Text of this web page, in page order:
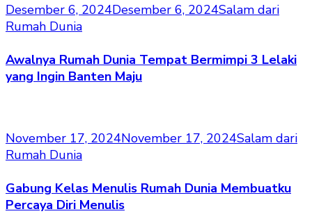
Desember 6, 2024Desember 6, 2024Salam dari
Rumah Dunia
Awalnya Rumah Dunia Tempat Bermimpi 3 Lelaki
yang Ingin Banten Maju
November 17, 2024November 17, 2024Salam dari
Rumah Dunia
Gabung Kelas Menulis Rumah Dunia Membuatku
Percaya Diri Menulis